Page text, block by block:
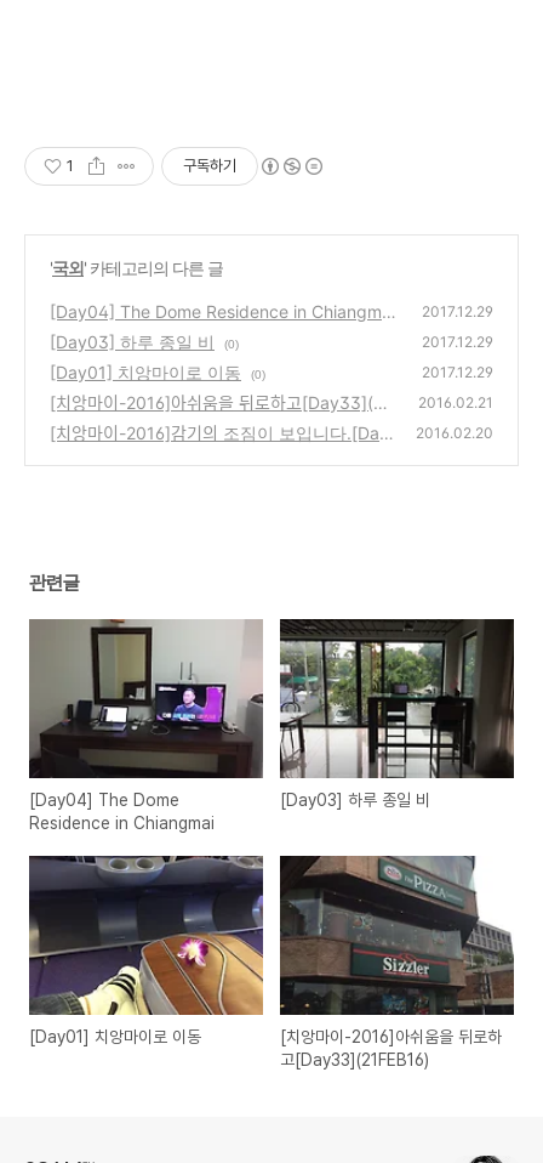
1 구독하기
'국외' 카테고리의 다른 글
[Day04] The Dome Residence in Chiangmai
(0)
2017.12.29
[Day03] 하루 종일 비 (0) 2017.12.29
[Day01] 치앙마이로 이동 (0) 2017.12.29
[치앙마이-2016]아쉬움을 뒤로하고[Day33](21
FEB16)
(1)
2016.02.21
[치앙마이-2016]감기의 조짐이 보입니다.[Day
2016.02.20
관련글
[Day04] The Dome
Residence in Chiangmai
[Day03] 하루 종일 비
[Day01] 치앙마이로 이동
[치앙마이-2016]아쉬움을 뒤로하
고[Day33](21FEB16)